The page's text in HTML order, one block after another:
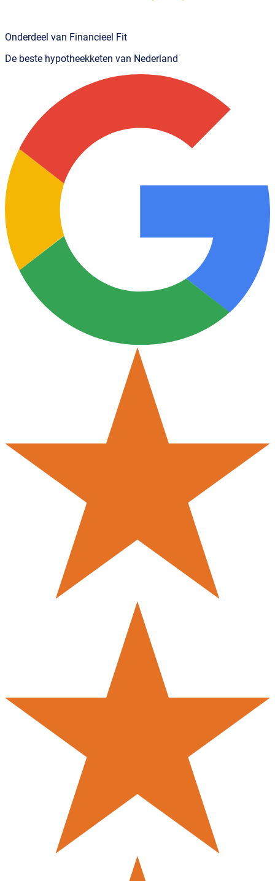
Onderdeel van Financieel Fit
De beste hypotheekketen van Nederland